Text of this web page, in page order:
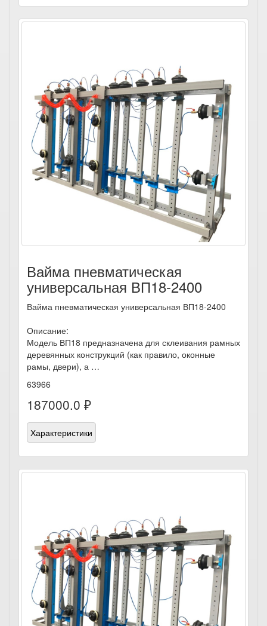
Вайма пневматическая
универсальная ВП18-2400
Вайма пневматическая универсальная ВП18-2400
Описание:
Модель ВП18 предназначена для склеивания рамных
деревянных конструкций (как правило, оконные
рамы, двери), а …
63966
187000.0 ₽
Характеристики